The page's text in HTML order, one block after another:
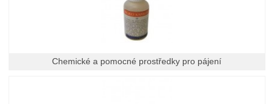
Chemické a pomocné prostředky pro pájení